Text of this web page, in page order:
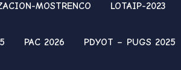
MOSTRENCO LOTAIP-2023
PAC 2026 PDYOT – PUGS 2025